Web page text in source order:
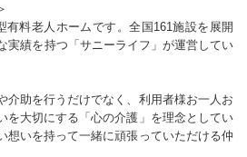
有料老人ホームです。全国161施設を展開
実績を持つ「サニーライフ」が運営してい
介助を行うだけでなく、利用者様お一人お
を大切にする「心の介護」を理念としてい
想いを持って一緒に頑張っていただける仲